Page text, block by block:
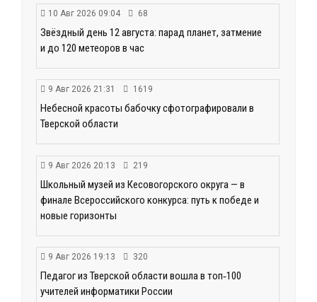
10 Авг 2026 09:04 68
Звёздный день 12 августа: парад планет, затмение
и до 120 метеоров в час
9 Авг 2026 21:31 1619
Небесной красоты бабочку сфотографировали в
Тверской области
9 Авг 2026 20:13 219
Школьный музей из Кесовогорского округа — в
финале Всероссийского конкурса: путь к победе и
новые горизонты
9 Авг 2026 19:13 320
Педагог из Тверской области вошла в топ‑100
учителей информатики России